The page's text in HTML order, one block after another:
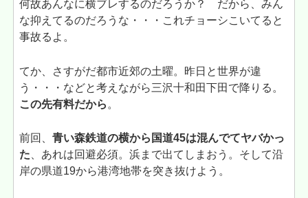
何故あんなに横ブレするのだろうか？ だから、みん
な抑えてるのだろうな・・・これチョーシこいてると
事故るよ。
てか、さすがだ都市近郊の土曜。昨日と世界が違
う・・・などと考えながら三沢十和田下田で降りる。
この先有料だから 。
前回、青い森鉄道の横から国道45は混んでてヤバかっ
た 、あれは回避必須。浜まで出てしまおう。そして沿
岸の県道19から港湾地帯を突き抜けよう。